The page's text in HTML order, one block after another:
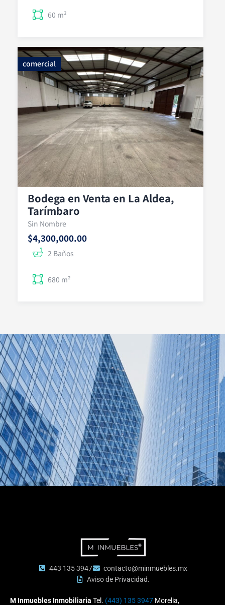
60 m²
comercial
Bodega en Venta en La Aldea,
Tarímbaro
Sin Nombre
$4,300,000.00
2 Baños
680 m²
443 135 3947
contacto@minmuebles.mx
Aviso de Privacidad.
M Inmuebles Inmobiliaria Tel. (443) 135 3947 Morelia,